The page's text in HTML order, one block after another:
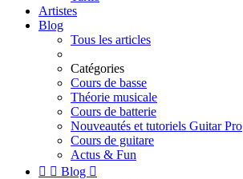
Artistes
Blog
Tous les articles
Catégories
Cours de basse
Théorie musicale
Cours de batterie
Nouveautés et tutoriels Guitar Pro
Cours de guitare
Actus & Fun
  Blog 